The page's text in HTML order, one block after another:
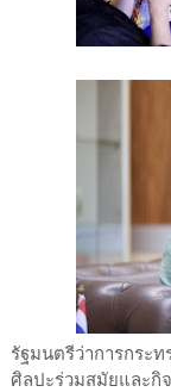
รัฐมนตรีว่าการกระ
ศิลปะร่วมสมัยและกิ